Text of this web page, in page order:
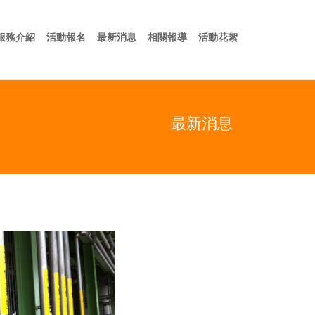
我們
務介紹服務介紹
活動報名 活動報名
最新消息 最新消息
相關報導相關報導
活動花絮活動花絮
最新消息